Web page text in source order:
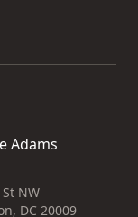
Adams
NW
DC 20009